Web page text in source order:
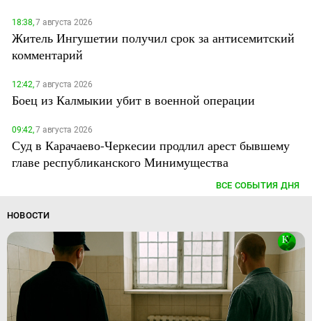
18:38,7 августа 2026
Житель Ингушетии получил срок за антисемитский
комментарий
12:42,7 августа 2026
Боец из Калмыкии убит в военной операции
09:42,7 августа 2026
Суд в Карачаево-Черкесии продлил арест бывшему
главе республиканского Минимущества
ВСЕ СОБЫТИЯ ДНЯ
НОВОСТИ